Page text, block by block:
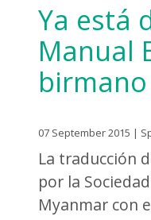
Ya está
Manual
birmano
07 September 2015 |
La traducción
por la
Myanmar con